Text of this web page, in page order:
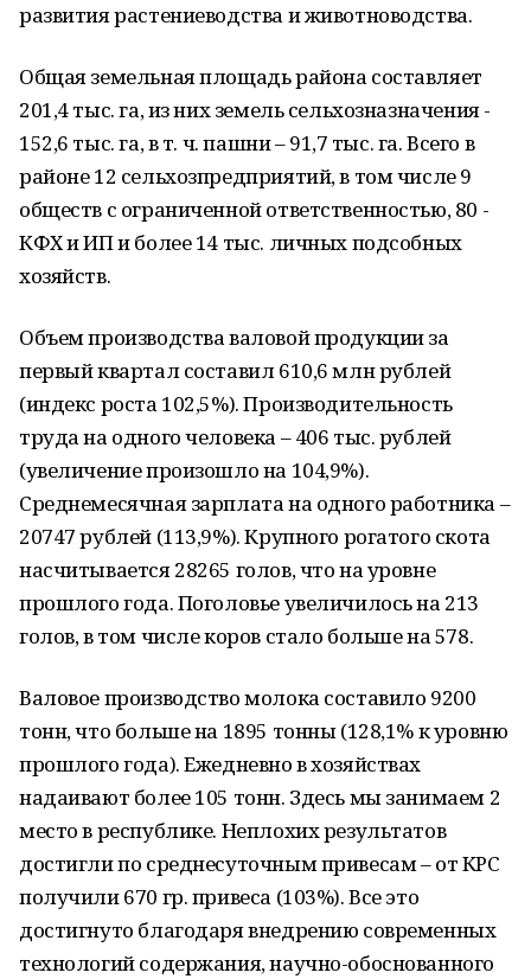
развития растениеводства и животноводства.
Общая земельная площадь района составляет
201,4 тыс. га, из них земель сельхозназначения -
152,6 тыс. га, в т. ч. пашни – 91,7 тыс. га. Всего в
районе 12 сельхозпредприятий, в том числе 9
обществ с ограниченной ответственностью, 80 -
КФХ и ИП и более 14 тыс. личных подсобных
хозяйств.
Объем производства валовой продукции за
первый квартал составил 610,6 млн рублей
(индекс роста 102,5%). Производительность
труда на одного человека – 406 тыс. рублей
(увеличение произошло на 104,9%).
Среднемесячная зарплата на одного работника –
20747 рублей (113,9%). Крупного рогатого скота
насчитывается 28265 голов, что на уровне
прошлого года. Поголовье увеличилось на 213
голов, в том числе коров стало больше на 578.
Валовое производство молока составило 9200
тонн, что больше на 1895 тонны (128,1% к уровню
прошлого года). Ежедневно в хозяйствах
надаивают более 105 тонн. Здесь мы занимаем 2
место в республике. Неплохих результатов
достигли по среднесуточным привесам – от КРС
получили 670 гр. привеса (103%). Все это
достигнуто благодаря внедрению современных
технологий содержания, научно-обоснованного